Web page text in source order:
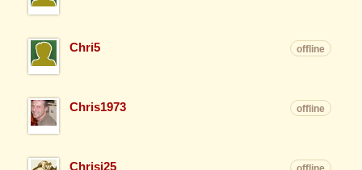
Chri5 offline
Chris1973 offline
Chrisi25